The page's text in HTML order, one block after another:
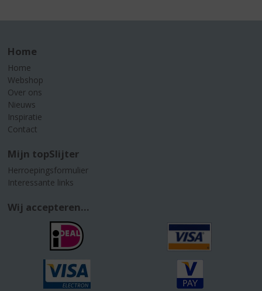
Home
Home
Webshop
Over ons
Nieuws
Inspiratie
Contact
Mijn topSlijter
Herroepingsformulier
Interessante links
Wij accepteren...